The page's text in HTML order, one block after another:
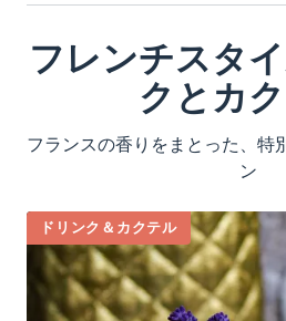
フレンチスタ
クとカ
フランスの香りをまとった、特
ン
ドリンク＆カクテル